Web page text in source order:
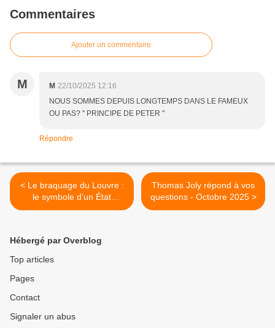
Commentaires
Ajouter un commentaire
M M 22/10/2025 12:16
NOUS SOMMES DEPUIS LONGTEMPS DANS LE FAMEUX
OU PAS? " PRINCIPE DE PETER "
Répondre
< Le braquage du Louvre :
le symbole d’un État
défaillant et d’une France à
Thomas Joly répond à vos
questions - Octobre 2025 >
Hébergé par Overblog
Top articles
Pages
Contact
Signaler un abus